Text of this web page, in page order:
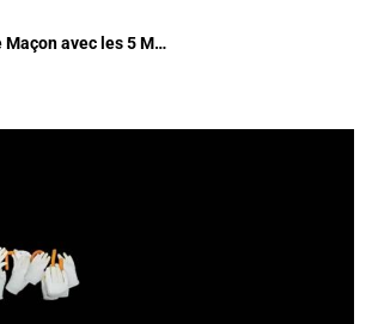
avec les 5 M…